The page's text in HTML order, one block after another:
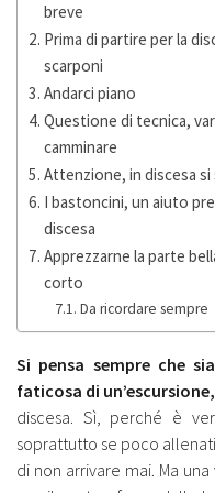
breve
Prima di partire per la
scarponi
Andarci piano
Questione di tecnica,
camminare
Attenzione, in discesa si
I bastoncini, un aiuto
discesa
Apprezzarne la parte
corto
Da ricordare sempre
Si pensa sempre che sia
faticosa di un’escursione,
discesa. Sì, perché è
soprattutto se poco
di non arrivare mai. Ma